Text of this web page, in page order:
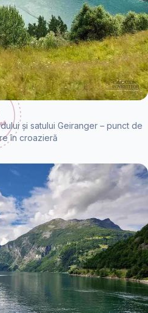
și satului Geiranger – punct de
în croazieră